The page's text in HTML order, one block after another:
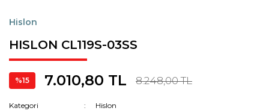
Hislon
HISLON CL119S-03SS
%15 7.010,80 TL 8.248,00 TL
Kategori
Hislon